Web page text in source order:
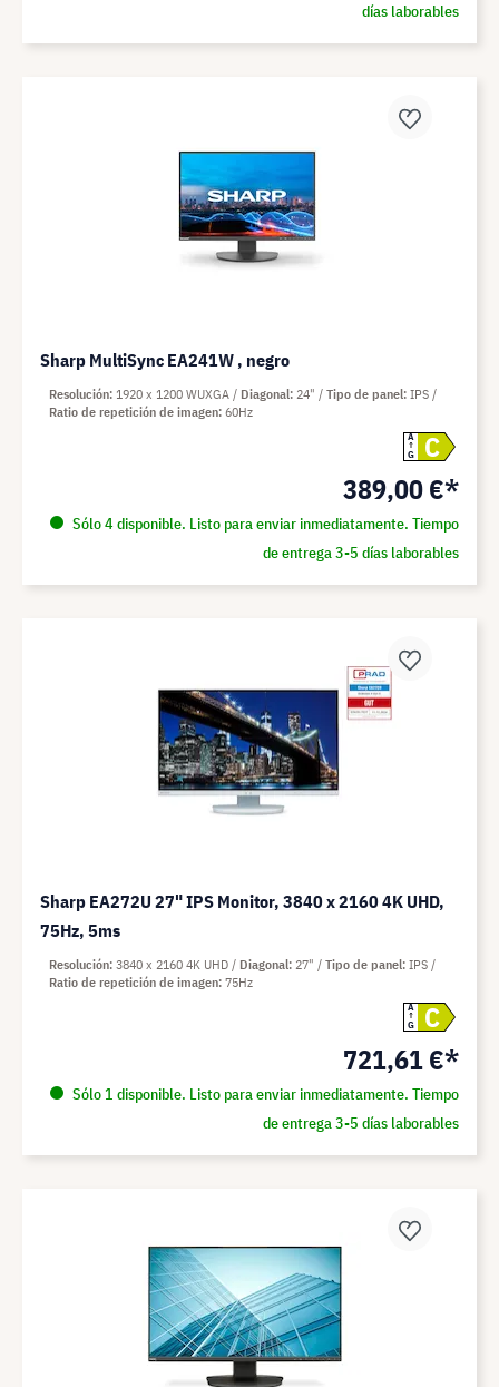
días laborables
Sharp MultiSync EA241W , negro
A
G
C
389,00 €*
Sólo 4 disponible. Listo para enviar inmediatamente. Tiempo
de entrega 3-5 días laborables
Resolución 1920 x 1200 WUXGA Diagonal 24" Tipo de panel IPS
Ratio de repetición de imagen 60Hz
Sharp EA272U 27" IPS Monitor, 3840 x 2160 4K UHD,
75Hz, 5ms
A
G
C
721,61 €*
Sólo 1 disponible. Listo para enviar inmediatamente. Tiempo
de entrega 3-5 días laborables
Resolución 3840 x 2160 4K UHD Diagonal 27" Tipo de panel IPS
Ratio de repetición de imagen 75Hz